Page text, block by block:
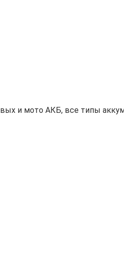
и мото АКБ, все типы